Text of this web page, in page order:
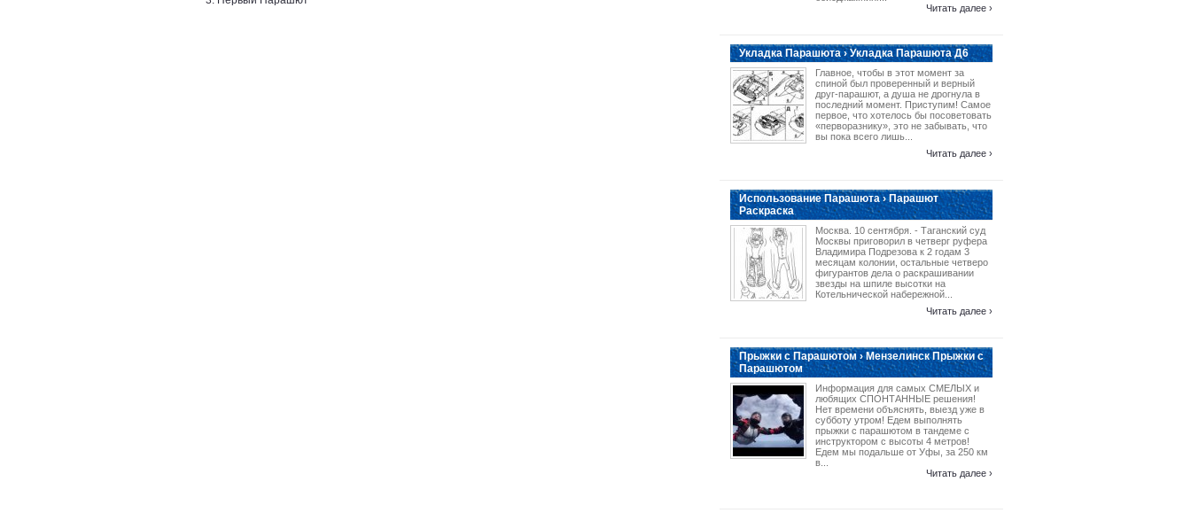
Читать далее ›
Укладка Парашюта › Укладка Парашюта Д6
Главное, чтобы в этот момент за
спиной был проверенный и верный
друг-парашют, а душа не дрогнула в
последний момент. Приступим! Самое
первое, что хотелось бы посоветовать
«перворазнику», это не забывать, что
вы пока всего лишь...
Читать далее ›
Использование Парашюта › Парашют
Раскраска
Москва. 10 сентября. - Таганский суд
Москвы приговорил в четверг руфера
Владимира Подрезова к 2 годам 3
месяцам колонии, остальные четверо
фигурантов дела о раскрашивании
звезды на шпиле высотки на
Котельнической набережной...
Читать далее ›
Прыжки с Парашютом › Мензелинск Прыжки с
Парашютом
Информация для самых СМЕЛЫХ и
любящих СПОНТАННЫЕ решения!
Нет времени объяснять, выезд уже в
субботу утром! Едем выполнять
прыжки с парашютом в тандеме с
инструктором с высоты 4 метров!
Едем мы подальше от Уфы, за 250 км
в...
Читать далее ›